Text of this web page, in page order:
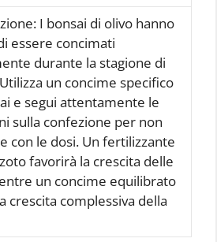
I bonsai di olivo hanno
essere concimati
durante la stagione di
un concime specifico
e segui attentamente le
sulla confezione per non
con le dosi. Un fertilizzante
favorirà la crescita delle
un concime equilibrato
crescita complessiva della